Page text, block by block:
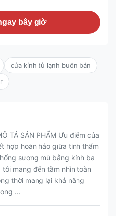
bây giờ
cửa kính tủ lạnh buôn bán
TẢ SẢN PHẨM Ưu điểm của
hợp hoàn hảo giữa tính thẩm
sương mù bằng kính ba
mang đến tầm nhìn toàn
thời mang lại khả năng
...